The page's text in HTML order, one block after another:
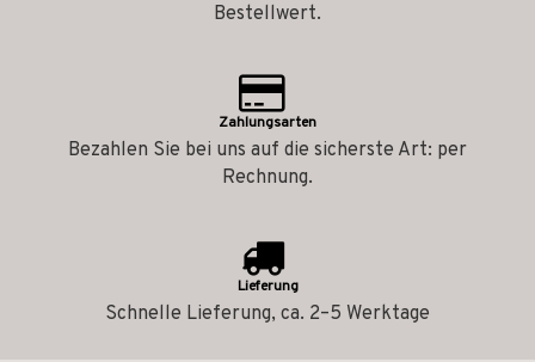
Bestellwert.
Zahlungsarten
Bezahlen Sie bei uns auf die sicherste Art: per
Rechnung.
Lieferung
Schnelle Lieferung, ca. 2–5 Werktage